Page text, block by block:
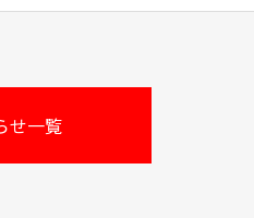
せ一覧